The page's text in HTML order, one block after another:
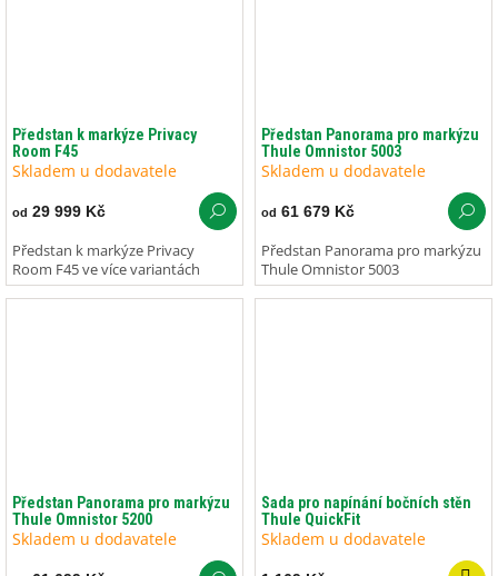
Předstan k markýze Privacy
Room F45
Skladem u dodavatele
od 29 999 Kč
Předstan k markýze Privacy
Room F45 ve více variantách
Předstan Panorama pro markýzu
Thule Omnistor 5003
Skladem u dodavatele
od 61 679 Kč
Předstan Panorama pro markýzu
Thule Omnistor 5003
Předstan Panorama pro markýzu
Thule Omnistor 5200
Skladem u dodavatele
Sada pro napínání bočních stěn
Thule QuickFit
Skladem u dodavatele